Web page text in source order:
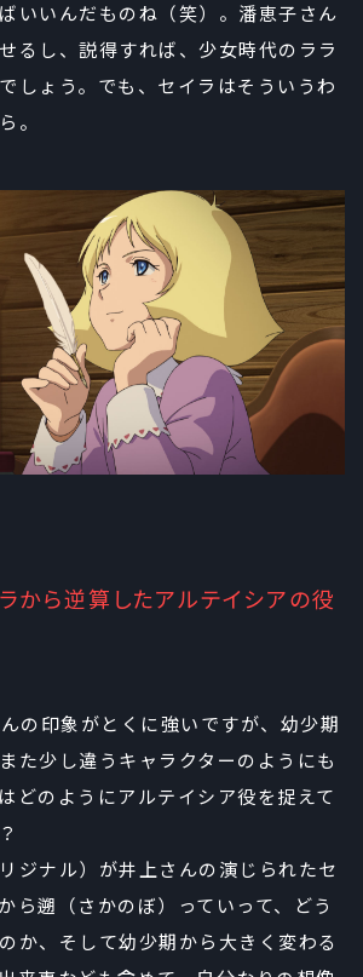
いいんだものね（笑）。潘恵子さん
るし、説得すれば、少女時代のララ
しょう。でも、セイラはそういうわ
。
から逆算したアルテイシアの役
んの印象がとくに強いですが、幼少期
た少し違うキャラクターのようにも
どのようにアルテイシア役を捉えて
ジナル）が井上さんの演じられたセ
ら遡（さかのぼ）っていって、どう
か、そして幼少期から大きく変わる